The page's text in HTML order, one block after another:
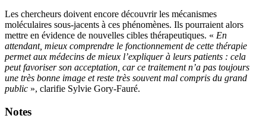
Les chercheurs doivent encore découvrir les mécanismes
moléculaires sous-jacents à ces phénomènes. Ils pourraient alors
mettre en évidence de nouvelles cibles thérapeutiques. « En
attendant, mieux comprendre le fonctionnement de cette thérapie
permet aux médecins de mieux l’expliquer à leurs patients : cela
peut favoriser son acceptation, car ce traitement n’a pas toujours
une très bonne image et reste très souvent mal compris du grand
public », clarifie Sylvie Gory-Fauré.
Notes